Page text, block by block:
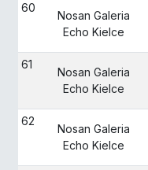
60
Nosan Galeria
Echo Kielce
61
Nosan Galeria
Echo Kielce
62
Nosan Galeria
Echo Kielce